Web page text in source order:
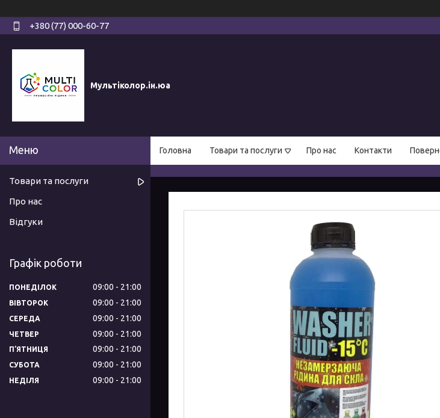
+380 (77) 000-60-77
Мультіколор.ін.юа
Головна Товари та послуги Про нас Контакти
Товари та послуги
Про нас
Відгуки
Графік роботи
ПОНЕДІЛОК 09:00 21:00
ВІВТОРОК 09:00 21:00
СЕРЕДА 09:00 21:00
ЧЕТВЕР 09:00 21:00
ПʼЯТНИЦЯ 09:00 21:00
СУБОТА 09:00 21:00
НЕДІЛЯ 09:00 21:00